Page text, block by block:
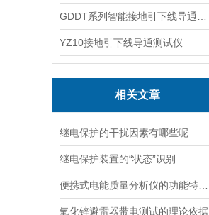
YZ10接地引下线导通测试仪
相关文章
继电保护的干扰因素有哪些呢
继电保护装置的“状态”识别
氧化锌避雷器带电测试的理论依据